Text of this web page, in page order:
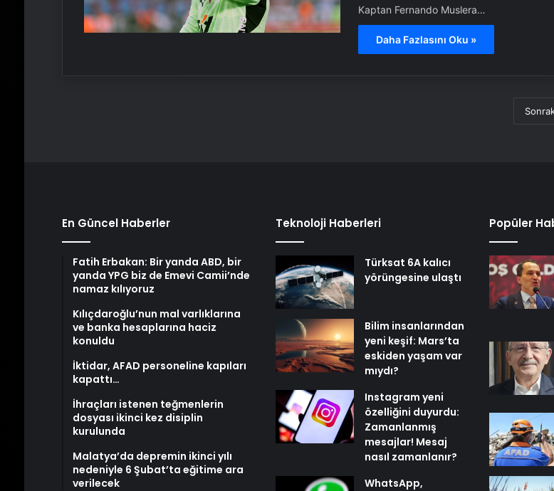
Kaptan Fernando Muslera…
Daha Fazlasını Oku »
En Güncel Haberler
Fatih Erbakan: Bir yanda ABD, bir
yanda YPG biz de Emevi Camii’nde
namaz kılıyoruz
Kılıçdaroğlu’nun mal varlıklarına
ve banka hesaplarına haciz
konuldu
İktidar, AFAD personeline kapıları
kapattı…
İhraçları istenen teğmenlerin
dosyası ikinci kez disiplin
kurulunda
Malatya’da depremin ikinci yılı
nedeniyle 6 Şubat’ta eğitime ara
verilecek
Teknoloji Haberleri
Türksat 6A kalıcı
yörüngesine ulaştı
Bilim insanlarından
yeni keşif: Mars’ta
eskiden yaşam var
mıydı?
Instagram yeni
özelliğini duyurdu:
Zamanlanmış
mesajlar! Mesaj
nasıl zamanlanır?
WhatsApp,
Popüler